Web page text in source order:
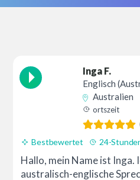
Inga F.
Englisch
Australien
ortszeit
Bestbewertet 24-
Hallo, mein Name ist Inga.
australisch-englische